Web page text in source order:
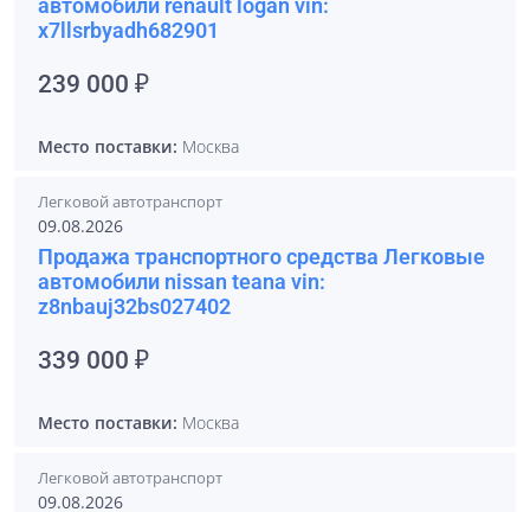
автомобили renault logan vin:
x7llsrbyadh682901
239 000 ₽
Место поставки: Москва
Легковой автотранспорт
09.08.2026
Продажа транспортного средства Легковые
автомобили nissan teana vin:
z8nbauj32bs027402
339 000 ₽
Место поставки: Москва
Легковой автотранспорт
09.08.2026